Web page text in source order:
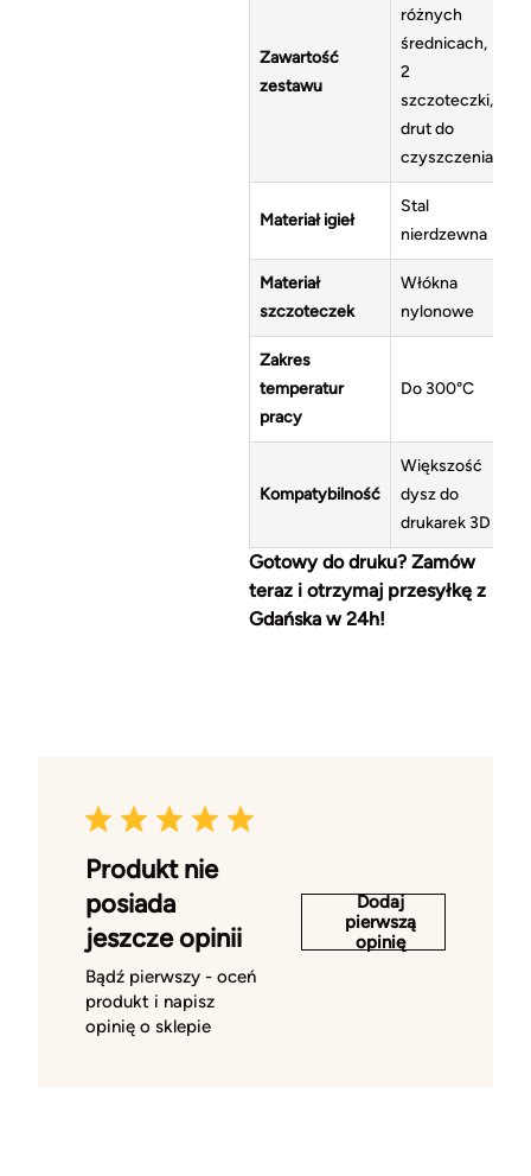
Zawartość
zestawu
różnych
średnicach,
2
szczoteczki,
drut do
czyszczenia
Materiał igieł
Stal
nierdzewna
Materiał
szczoteczek
Włókna
nylonowe
Zakres
temperatur
pracy
Do 300°C
Kompatybilność
Większość
dysz do
drukarek 3D
Gotowy do druku? Zamów
teraz i otrzymaj przesyłkę z
Gdańska w 24h!
Produkt nie
posiada
jeszcze opinii
Bądź pierwszy - oceń
produkt i napisz
opinię o sklepie
Dodaj
pierwszą
opinię